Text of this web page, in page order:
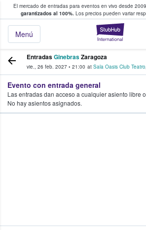
El mercado de entradas para eventos en vivo desde
garantizados al 100%. Los precios pueden variar
Menú
y venta de entradas entre
EntradasGinebrasZaragoza
vie., 26 feb. 2027 • 21:00 at Sala Oasis Club Teatro,
Evento con entrada general
Las entradas dan acceso a cualquier asiento libre
No hay asientos asignados.